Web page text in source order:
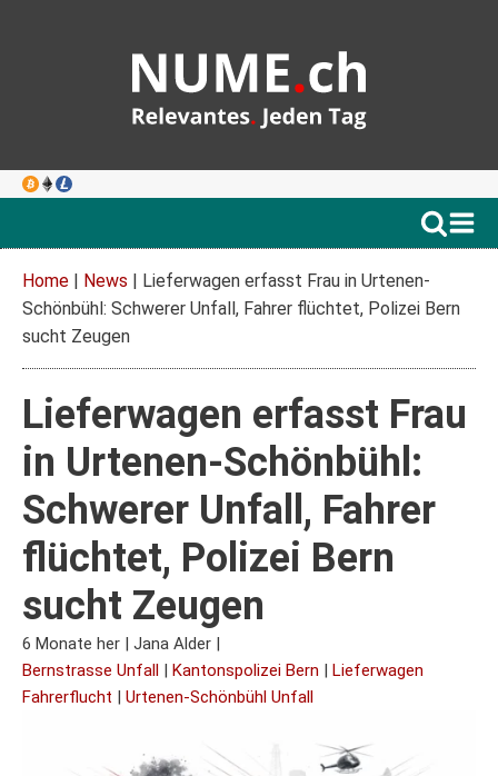
Home | News | Lieferwagen erfasst Frau in Urtenen-
Schönbühl: Schwerer Unfall, Fahrer flüchtet, Polizei Bern
sucht Zeugen
Lieferwagen erfasst Frau
in Urtenen-Schönbühl:
Schwerer Unfall, Fahrer
flüchtet, Polizei Bern
sucht Zeugen
6 Monate her | Jana Alder |
Bernstrasse Unfall | Kantonspolizei Bern | Lieferwagen
Fahrerflucht | Urtenen-Schönbühl Unfall